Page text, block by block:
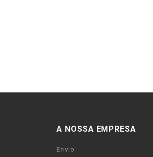
A NOSSA EMPRESA
Envio